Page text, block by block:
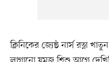
ক্লিনিকের জ্যেষ্ঠ নার্স রত্না